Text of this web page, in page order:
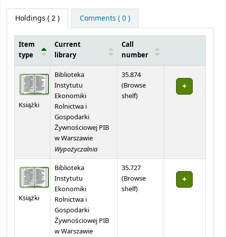
Holdings ( 2 ) Comments ( 0 )
Item
type
Current
library
Call
number
Książki
Biblioteka
Instytutu
Ekonomiki
Rolnictwa i
Gospodarki
Żywnościowej PIB
w Warszawie
Wypożyczalnia
35.874
(Browse
shelf(Opens below)
)
Książki
Biblioteka
Instytutu
Ekonomiki
Rolnictwa i
Gospodarki
Żywnościowej PIB
w Warszawie
35.727
(Browse
shelf(Opens below)
)